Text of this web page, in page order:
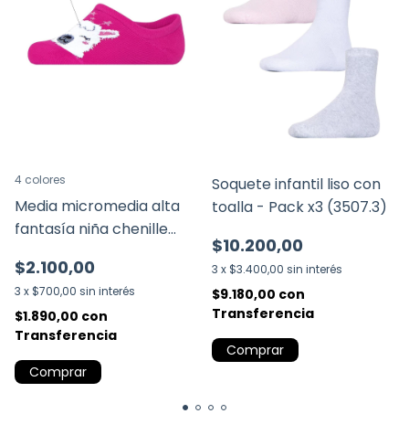
Media micromedia alta
fantasía niña chenille
$2.100,00
3 x $700,00 sin interés
$1.890,00 con
Transferencia
4 colores
Comprar
Soquete infantil liso con
toalla - Pack x3 (3507.3)
$10.200,00
3 x $3.400,00 sin interés
$9.180,00 con
Transferencia
Comprar